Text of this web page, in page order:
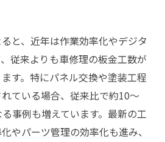
と、近年は作業効率化やデジタ
従来よりも車修理の板金工数が
す。特にパネル交換や塗装工程
ている場合、従来比で約10～
事例も増えています。最新の工
やパーツ管理の効率化も進み、